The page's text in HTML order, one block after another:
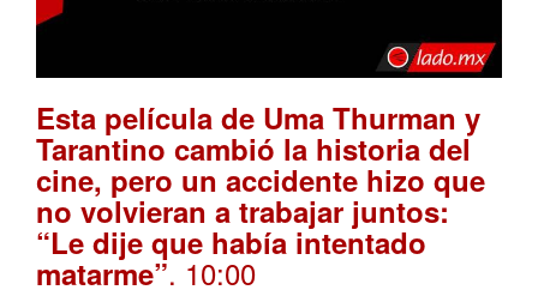
Esta película de Uma Thurman y
Tarantino cambió la historia del
cine, pero un accidente hizo que
no volvieran a trabajar juntos:
“Le dije que había intentado
matarme”. 10:00